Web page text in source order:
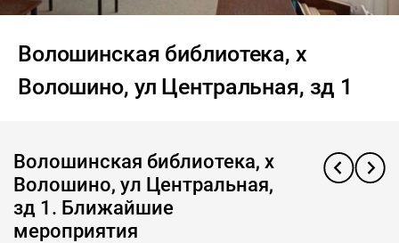
Волошинская библиотека, х
Волошино, ул Центральная, зд 1
Волошинская библиотека, х
Волошино, ул Центральная,
зд 1. Ближайшие
мероприятия